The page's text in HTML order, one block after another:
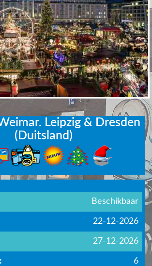
Leipzig & Dresden
(Duitsland)
Beschikbaar
22-12-2026
27-12-2026
6